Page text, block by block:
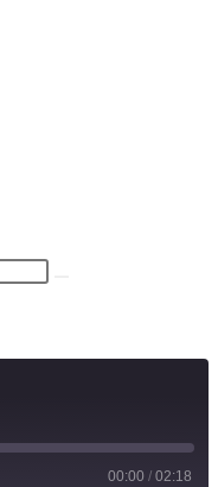
00:00 / 02:18